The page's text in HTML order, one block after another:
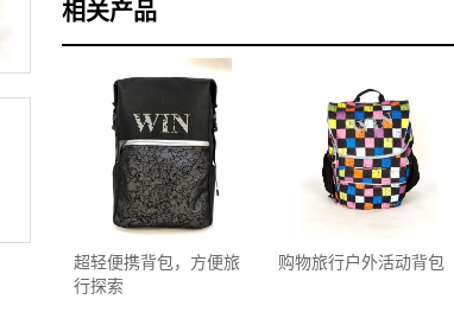
相关产品
超轻便携背包，方便旅
行探索
购物旅行户外活动背包